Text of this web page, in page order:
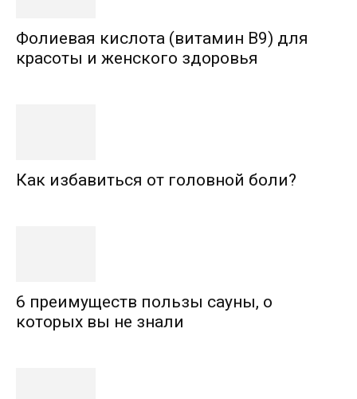
Фолиевая кислота (витамин В9) для
красоты и женского здоровья
Как избавиться от головной боли?
6 преимуществ пользы сауны, о
которых вы не знали